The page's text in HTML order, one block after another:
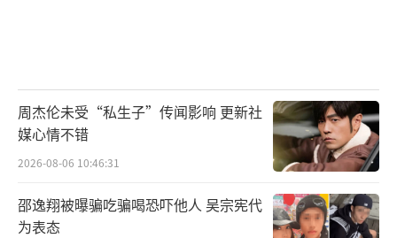
需的朋友，这会儿去转悠转悠，没准真能挑个
物美价廉的好物件。至于想靠这个发财的，还
是踏踏实实过日子吧，比啥都强。这钱袋子
啊，还是得捂在自己最稳妥的口袋里。一觉醒
来全跌了黄金白银暴跌引发关注！（责任编辑：088
周杰伦未受“私生子”传闻影响 更新社
媒心情不错
2026-08-06 10:46:31
邵逸翔被曝骗吃骗喝恐吓他人 吴宗宪代
为表态